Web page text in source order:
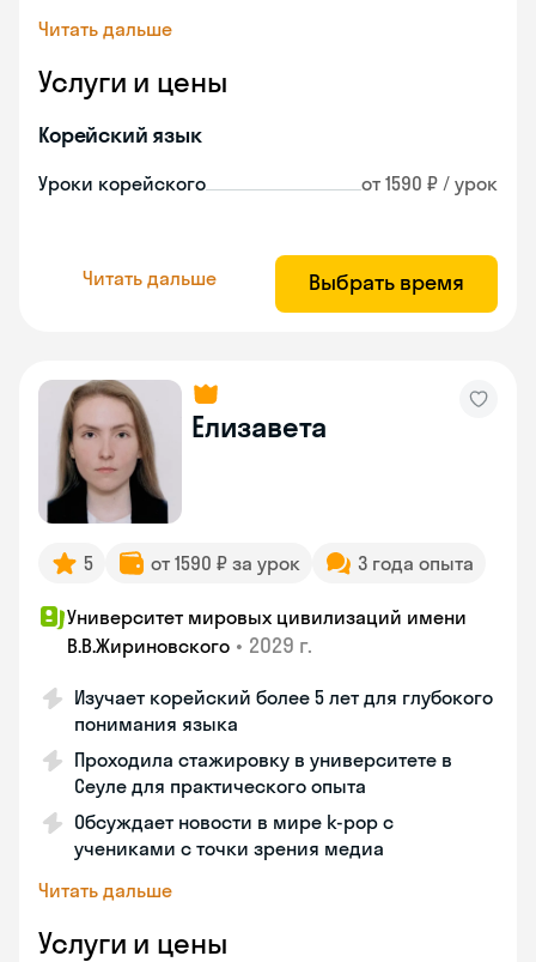
Читать дальше
Услуги и цены
Корейский язык
Уроки корейского от 1590 ₽ / урок
Читать дальше Выбрать время
Елизавета
5 от 1590 ₽ за урок 3 года опыта
Университет мировых цивилизаций имени
В.В.Жириновского • 2029 г.
Изучает корейский более 5 лет для глубокого
понимания языка
Проходила стажировку в университете в
Сеуле для практического опыта
Обсуждает новости в мире k-pop с
учениками с точки зрения медиа
Читать дальше
Услуги и цены